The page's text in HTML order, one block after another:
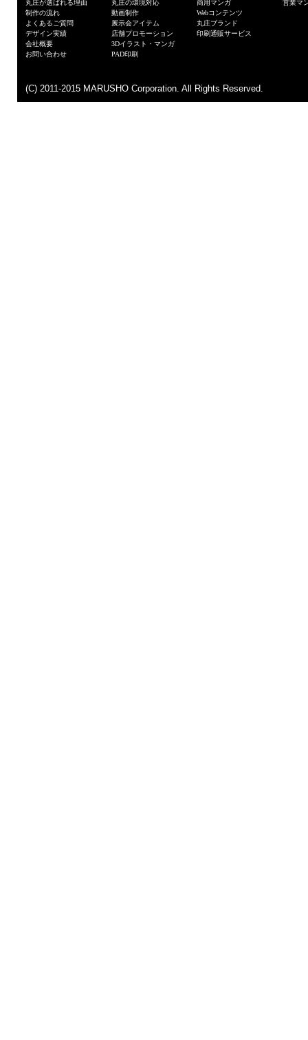
丸庄が選ばれる理由
制作の流れ
よくあるご質問
デザイン実績
会社概要
お問い合わせ
丸庄の環境対応
動画制作
展示会アイテム
店舗プロモーション
3Dイラスト・マンガ
PAD印刷
商用マンガ
Webコンテンツ
丸庄ブランド
印刷通販サービス
営業マ
(C) 2011-2015 MARUSHO Corporation. All Rights Reserved.